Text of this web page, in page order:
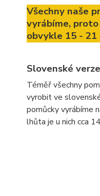
Všechny naše
vyrábíme,
obvykle 15 - 21
Slovenské verze
Téměř všechny
vyrobit ve
pomůcky vyrábíme
lhůta je u nich cca